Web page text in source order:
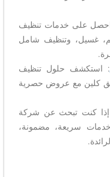
على خدمات تنظيف
غسيل، وتنظيف شامل
: استكشف حلول تنظيف
كلين مع عروض حصرية
كنت تبحث عن شركة
سريعة، مضمونة،